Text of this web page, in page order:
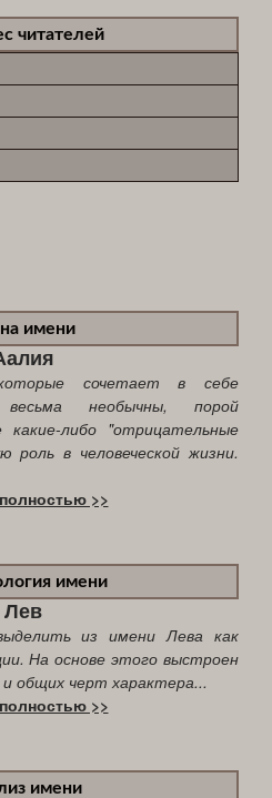
читателей
имени
сочетает в себе
необычны, порой
либо "отрицательные
в человеческой жизни.
>>
имени
Лев
из имени Лева как
На основе этого выстроен
общих черт характера...
>>
имени